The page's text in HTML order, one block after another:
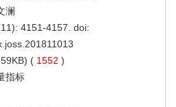
澜
4151-4157. doi:
( 1552 )
指标